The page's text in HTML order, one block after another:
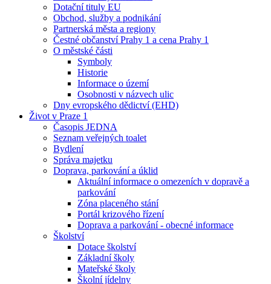
Dotační tituly EU
Obchod, služby a podnikání
Partnerská města a regiony
Čestné občanství Prahy 1 a cena Prahy 1
O městské části
Symboly
Historie
Informace o území
Osobnosti v názvech ulic
Dny evropského dědictví (EHD)
Život v Praze 1
Časopis JEDNA
Seznam veřejných toalet
Bydlení
Správa majetku
Doprava, parkování a úklid
Aktuální informace o omezeních v dopravě a
parkování
Zóna placeného stání
Portál krizového řízení
Doprava a parkování - obecné informace
Školství
Dotace školství
Základní školy
Mateřské školy
Školní jídelny